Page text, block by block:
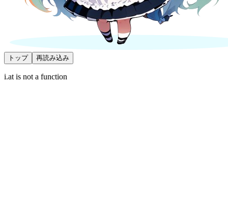
トップ 再読み込み
i.at is not a function